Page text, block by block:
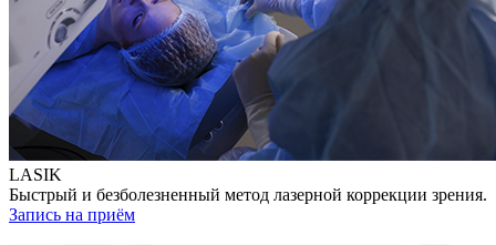
LASIK
Быстрый и безболезненный метод лазерной коррекции зрения.
Запись на приём